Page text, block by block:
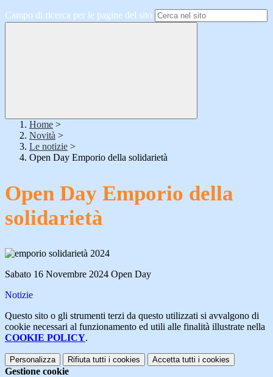
Campo di ricerca per le pagine del sito
Home >
Novità >
Le notizie >
Open Day Emporio della solidarietà
Open Day Emporio della
solidarietà
Sabato 16 Novembre 2024 Open Day
Notizie
Questo sito o gli strumenti terzi da questo utilizzati si avvalgono di
cookie necessari al funzionamento ed utili alle finalità illustrate nella
COOKIE POLICY.
Personalizza Rifiuta tutti i cookies Accetta tutti i cookies
Gestione cookie